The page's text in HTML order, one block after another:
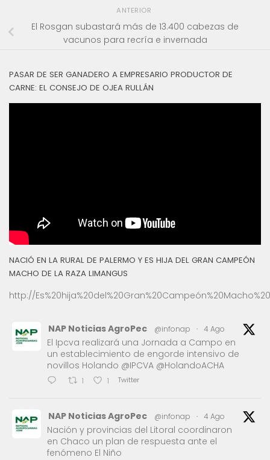
ANTERIOR
El Rosgan subastará más de 13.400 cabezas de
vacunos para recría e invernada
PASAR DE SER GANADERO A EMPRESARIO PRODUCTOR DE
CARNE: EL CONSEJO DE OJEA RULLÁN
NACIÓ EN LA RURAL DE PALERMO Y ES HIJA DEL GRAN CAMPEÓN
MACHO DE LA RAZA LIMANGUS
http://
NAP Noticias AgroPec @infonap · 4 Ago
El Ipcva realizará una Jornada a Campo en
un establecimiento de engorde intensivo de
novillos Holando @IPCVA @HolandoACHA
1 1 Twitter
NAP Noticias AgroPec @infonap · 4 Ago
Nación y provincias del Litoral coordinaron
en Chaco un plan de respuesta ante el
fenómeno El Niño